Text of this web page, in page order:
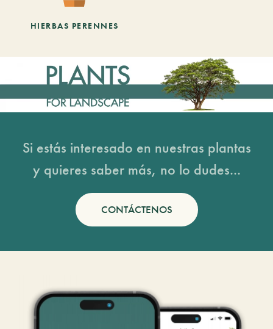
HIERBAS PERENNES
Si estás interesado en nuestras plantas
y quieres saber más, no lo dudes...
CONTÁCTENOS